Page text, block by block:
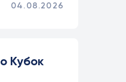
04.08.2026
Кубок